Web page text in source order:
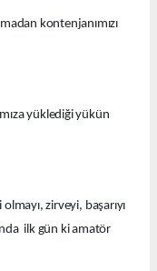
kontenjanımızı
yüklediği yükün
zirveyi, başarıyı
ilk gün ki amatör